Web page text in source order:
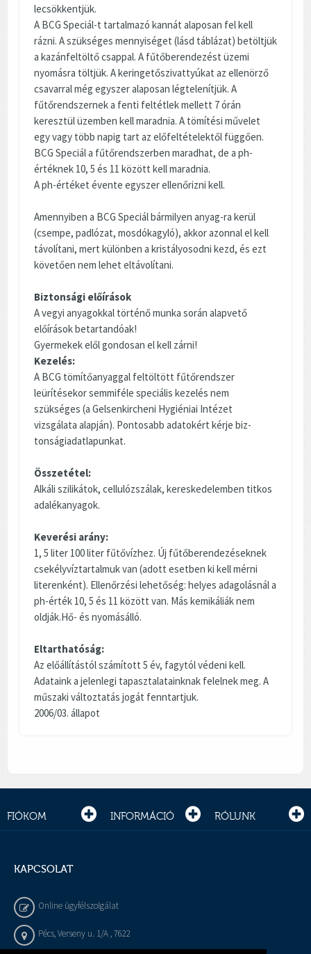
lecsökkentjük.
A BCG Speciál-t tartalmazó kannát alaposan fel kell
rázni. A szükséges mennyiséget (lásd táblázat) betöltjük
a kazánfeltöltő csappal. A fűtőberendezést üzemi
nyomásra töltjük. A keringetőszivattyúkat az ellenörző
csavarral még egyszer alaposan légtelenítjük. A
fűtőrendszernek a fenti feltétlek mellett 7 órán
keresztül üzemben kell maradnia. A tömítési művelet
egy vagy több napig tart az előfeltételektől függően.
BCG Speciál a fűtőrendszerben maradhat, de a ph-
értéknek 10, 5 és 11 között kell maradnia.
A ph-értéket évente egyszer ellenőrizni kell.
Amennyiben a BCG Speciál bármilyen anyag-ra kerül
(csempe, padlózat, mosdókagyló), akkor azonnal el kell
távolítani, mert különben a kristályosodni kezd, és ezt
követően nem lehet eltávolítani.
Biztonsági előírások
A vegyi anyagokkal történő munka során alapvető
előírások betartandóak!
Gyermekek elől gondosan el kell zárni!
Kezelés:
A BCG tömítőanyaggal feltöltött fűtőrendszer
leürítésekor semmiféle speciális kezelés nem
szükséges (a Gelsenkircheni Hygiéniai Intézet
vizsgálata alapján). Pontosabb adatokért kérje biz-
tonságiadatlapunkat.
Összetétel:
Alkáli szilikátok, cellulózszálak, kereskedelemben titkos
adalékanyagok.
Keverési arány:
1, 5 liter 100 liter fűtővízhez. Új fűtőberendezéseknek
csekélyvíztartalmuk van (adott esetben ki kell mérni
literenként). Ellenőrzési lehetőség: helyes adagolásnál a
ph-érték 10, 5 és 11 között van. Más kemikáliák nem
oldják.Hő- és nyomásálló.
Eltarthatóság:
Az előállítástól számított 5 év, fagytól védeni kell.
Adataink a jelenlegi tapasztalatainknak felelnek meg. A
műszaki változtatás jogát fenntartjuk.
2006/03. állapot
FIÓKOM INFORMÁCIÓ RÓLUNK
KAPCSOLAT
Online ügyfélszolgálat
Pécs, Verseny u. 1/A , 7622